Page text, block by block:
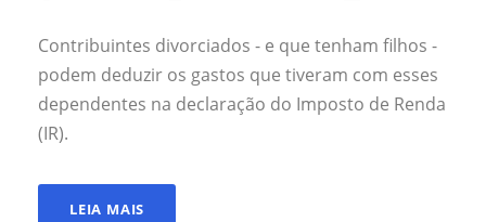
Contribuintes divorciados - e que tenham filhos -
podem deduzir os gastos que tiveram com esses
dependentes na declaração do Imposto de Renda
(IR).
LEIA MAIS